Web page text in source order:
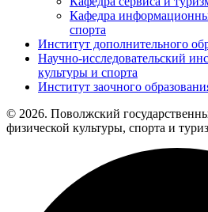
Кафедра
спорта
Институт дополнительного
Научно-исследовательский
культуры и спорта
Институт заочного
© 2026. Поволжский
физической культуры, спорта и